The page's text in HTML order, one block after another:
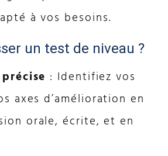
à vos besoins.
un test de niveau ?
: Identifiez vos
axes d’amélioration en
orale, écrite, et en